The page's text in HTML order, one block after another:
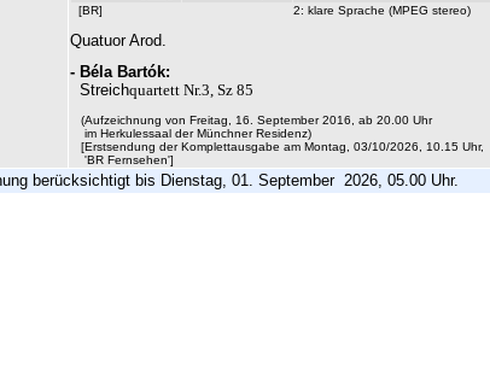
[BR]
2: klare Sprache (MPEG stereo)
Quatuor Arod.
- Béla Bartók:
StreichquartettNr.3, Sz 85
(Aufzeichnung von Freitag, 16. September 2016, ab 20.00 Uhr
im Herkulessaal der Münchner Residenz)
[Erstsendung der Komplettausgabe am Montag, 03/10/2026, 10.15 Uhr,
'BR Fernsehen']
berücksichtigt bis Dienstag, 01. September 2026, 05.00 Uhr.